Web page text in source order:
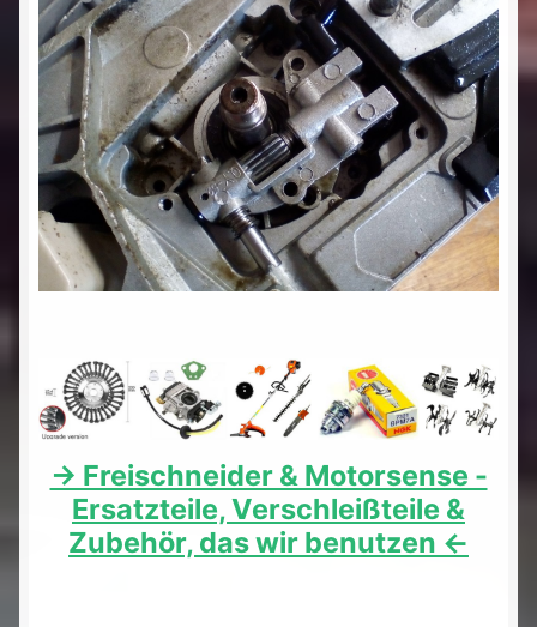
-> Freischneider & Motorsense -
Ersatzteile, Verschleißteile &
Zubehör, das wir benutzen <-